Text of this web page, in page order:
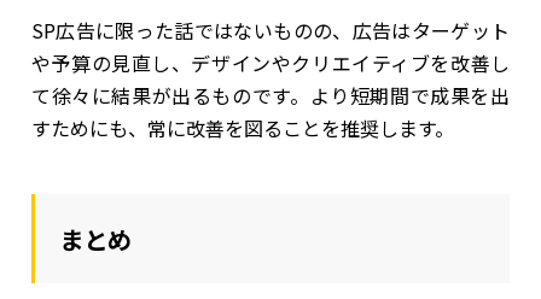
SP広告に限った話ではないものの、広告はターゲット
や予算の見直し、デザインやクリエイティブを改善し
て徐々に結果が出るものです。より短期間で成果を出
すためにも、常に改善を図ることを推奨します。
まとめ